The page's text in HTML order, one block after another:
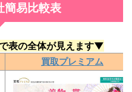
簡易比較表
表の全体が見えます▼
買取プレミアム